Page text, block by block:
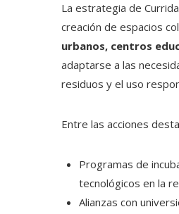
La estrategia de
creación de espacios
urbanos, centros
adaptarse a las
residuos y el uso
Entre las acciones
Programas de
tecnológicos en la
Alianzas con